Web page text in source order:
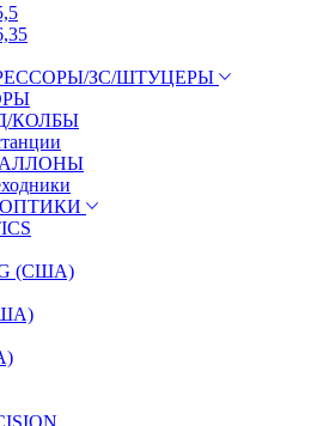
ЗС/ШТУЦЕРЫ
КОЛБЫ
(США)